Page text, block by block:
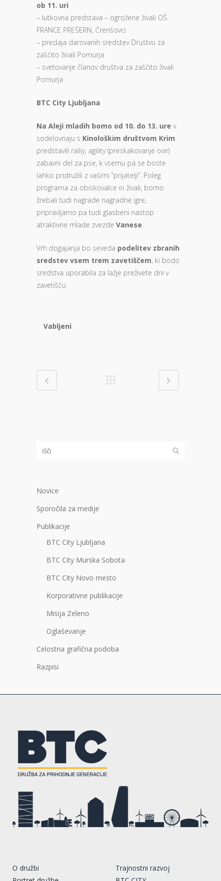
ob 11. uri
– lutkovna predstava – ogrožene živali OŠ
FRANCE PREŠERN, Črenšovci
– predaja darovanih sredstev Društvu za
zaščito živali Pomurja
– svetovanje članov društva za zaščito živali
Pomurja
BTC City Ljubljana
Na Aleji mladih bomo od 10. do 13. ure v
sodelovnaju s Kinološkim društvom Krim
predstavili railiy, agility (preskakovanje ovir)
zabavni del za pse, k vsemu pa se boste
lahko pridružili z vašimi “prijatelji”. Poleg
programa za obiskovalce in živali, bomo
žrebali tudi nagrade nagradne igre,
pripravljamo pa tudi glasbeni nastop
atraktivne mlade zvezde Vanese.
Vrh dogajanja bo seveda podelitev zbranih
sredstev vsem trem zavetiščem, ki bodo
sredstva uporabila za lažje preživete dni v
zavetišču.
Vabljeni
Novice
Sporočila za medije
Publikacije
BTC City Ljubljana
BTC City Murska Sobota
BTC City Novo mesto
Korporativne publikacije
Misija Zeleno
Oglaševanje
Celostna grafična podoba
Razpisi
O družbi
Trajnostni razvoj